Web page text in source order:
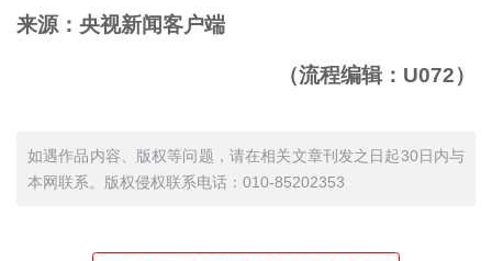
来源：央视新闻客户端
（流程编辑：U072）
如遇作品内容、版权等问题，请在相关文章刊发之日起30日内与
本网联系。版权侵权联系电话：010-85202353